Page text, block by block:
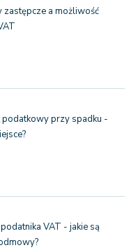
zastępcze a możliwość
przy spadku -
VAT - jakie są